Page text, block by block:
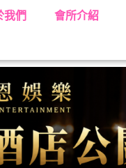
我們 會所介紹